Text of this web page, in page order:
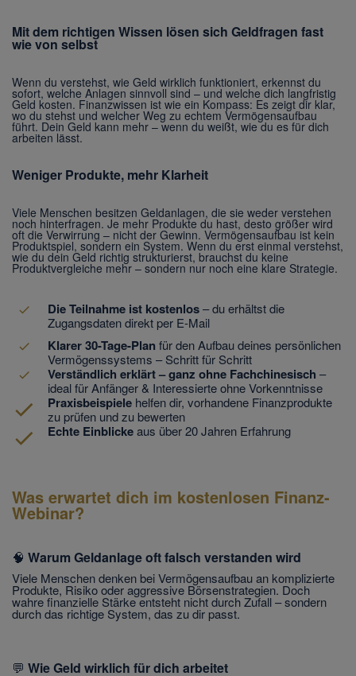
Mit dem richtigen Wissen lösen sich Geldfragen fast
wie von selbst
Wenn du verstehst, wie Geld wirklich funktioniert, erkennst du
sofort, welche Anlagen sinnvoll sind – und welche dich langfristig
Geld kosten. Finanzwissen ist wie ein Kompass: Es zeigt dir klar,
wo du stehst und welcher Weg zu echtem Vermögensaufbau
führt. Dein Geld kann mehr – wenn du weißt, wie du es für dich
arbeiten lässt.
Weniger Produkte, mehr Klarheit
Viele Menschen besitzen Geldanlagen, die sie weder verstehen
noch hinterfragen. Je mehr Produkte du hast, desto größer wird
oft die Verwirrung – nicht der Gewinn. Vermögensaufbau ist kein
Produktspiel, sondern ein System. Wenn du erst einmal verstehst,
wie du dein Geld richtig strukturierst, brauchst du keine
Produktvergleiche mehr – sondern nur noch eine klare Strategie.
Die Teilnahme ist kostenlos– du erhältst die
Zugangsdaten direkt per E-Mail
Klarer 30-Tage-Plan für den Aufbau deines persönlichen
Vermögenssystems – Schritt für Schritt
Verständlich erklärt – ganz ohne Fachchinesisch –
ideal für Anfänger & Interessierte ohne Vorkenntnisse
Praxisbeispiele helfen dir, vorhandene Finanzprodukte
zu prüfen und zu bewerten
Echte Einblickeaus über 20 Jahren Erfahrung
Was erwartet dich im kostenlosen Finanz-
Webinar?
🧠 Warum Geldanlage oft falsch verstanden wird
Viele Menschen denken bei Vermögensaufbau an komplizierte
Produkte, Risiko oder aggressive Börsenstrategien. Doch
wahre finanzielle Stärke entsteht nicht durch Zufall – sondern
durch das richtige System, das zu dir passt.
💬 Wie Geld wirklich für dich arbeitet